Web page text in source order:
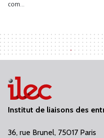
com...
Institut de liaisons des
36, rue Brunel, 75017 Paris